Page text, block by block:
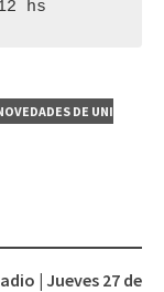
hs
DE UNI
| Jueves 27 de